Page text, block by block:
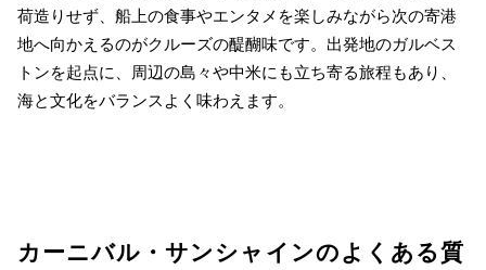
荷造りせず、船上の食事やエンタメを楽しみながら次の寄港
地へ向かえるのがクルーズの醍醐味です。出発地のガルベス
トンを起点に、周辺の島々や中米にも立ち寄る旅程もあり、
海と文化をバランスよく味わえます。
カーニバル・サンシャインのよくある質